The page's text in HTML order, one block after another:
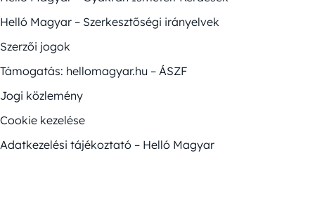
Helló Magyar – Szerkesztőségi irányelvek
Szerzői jogok
Támogatás: hellomagyar.hu – ÁSZF
Jogi közlemény
Cookie kezelése
Adatkezelési tájékoztató – Helló Magyar